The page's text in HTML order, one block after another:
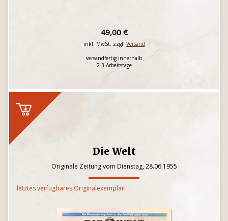
49,00 €
inkl. MwSt. zzgl. Versand
versandfertig innerhalb
2-3 Arbeitstage
Die Welt
Originale Zeitung vom Dienstag, 28.06.1955
letztes verfügbares Originalexemplar!